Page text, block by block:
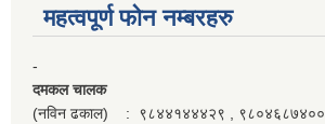
महत्वपूर्ण फाेन नम्बरहरु
-
दमकल चालक
(नविन ढकाल) : ९८४४१४४४२९ , ९८०४६८७४००